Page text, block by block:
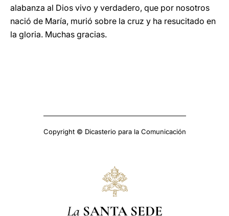
alabanza al Dios vivo y verdadero, que por nosotros
nació de María, murió sobre la cruz y ha resucitado en
la gloria. Muchas gracias.
Copyright © Dicasterio para la Comunicación
La SANTA SEDE